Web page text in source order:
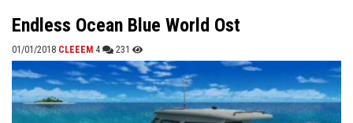
Endless Ocean Blue World Ost
01/01/2018 CLEEEM 4 231